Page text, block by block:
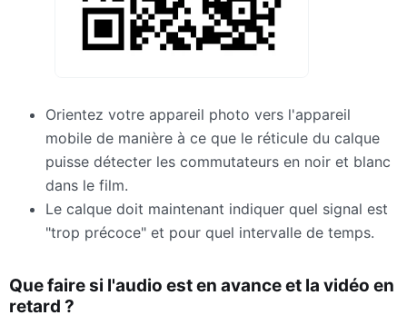
Orientez votre appareil photo vers l'appareil
mobile de manière à ce que le réticule du calque
puisse détecter les commutateurs en noir et blanc
dans le film.
Le calque doit maintenant indiquer quel signal est
"trop précoce" et pour quel intervalle de temps.
Que faire si l'audio est en avance et la vidéo en
retard ?